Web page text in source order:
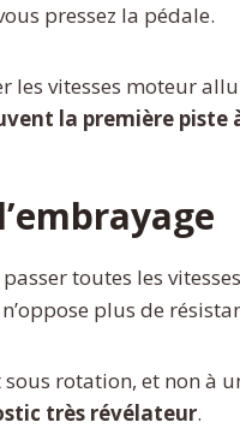
pressez la pédale.
vitesses moteur
la première piste
toutes les
plus de
rotation, et non à
très révélateur.